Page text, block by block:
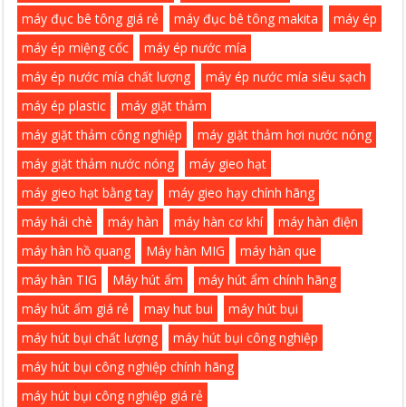
máy đục bê tông giá rẻ
máy đục bê tông makita
máy ép
máy ép miệng cốc
máy ép nước mía
máy ép nước mía chất lượng
máy ép nước mía siêu sạch
máy ép plastic
máy giặt thảm
máy giặt thảm công nghiệp
máy giặt thảm hơi nước nóng
máy giặt thảm nước nóng
máy gieo hạt
máy gieo hạt bằng tay
máy gieo hạy chính hãng
máy hái chè
máy hàn máy hàn cơ khí
máy hàn điện
máy hàn hồ quang
Máy hàn MIG
máy hàn que
máy hàn TIG
Máy hút ẩm
máy hút ẩm chính hãng
máy hút ẩm giá rẻ
may hut bui
máy hút bụi
máy hút bụi chất lượng
máy hút bụi công nghiệp
máy hút bụi công nghiệp chính hãng
máy hút bụi công nghiệp giá rẻ